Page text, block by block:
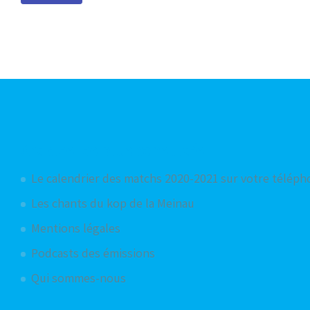
Le calendrier des matchs 2020-2021 sur votre
Les chants du kop de la Meinau
Mentions légales
Podcasts des émissions
Qui sommes-nous